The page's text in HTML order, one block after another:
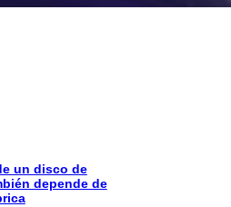
un disco de
depende de